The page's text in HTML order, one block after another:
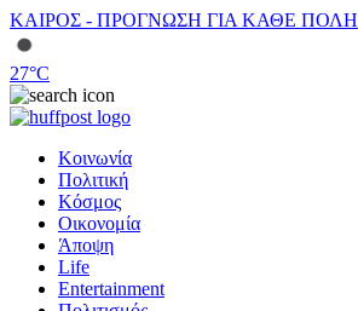
ΚΑΙΡΟΣ - ΠΡΟΓΝΩΣΗ ΓΙΑ ΚΑΘΕ ΠΟΛΗ
27°C
Κοινωνία
Πολιτική
Κόσμος
Οικονομία
Άποψη
Life
Entertainment